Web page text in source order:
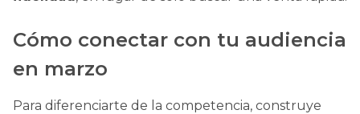
Cómo conectar con tu audiencia
en marzo
Para diferenciarte de la competencia, construye